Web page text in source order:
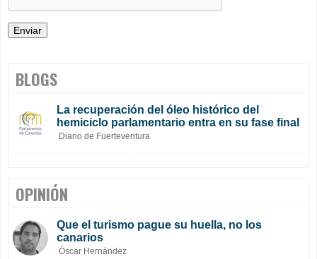
BLOGS
La recuperación del óleo histórico del
hemiciclo parlamentario entra en su fase final
Diario de Fuerteventura
OPINIÓN
Que el turismo pague su huella, no los
canarios
Óscar Hernández